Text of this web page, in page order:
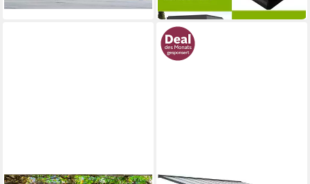
lieferbar in 3 Wochen